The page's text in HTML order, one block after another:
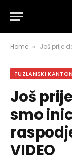
Home » Još prije
TUZLANSKI KANTON
Još
smo
VIDEO